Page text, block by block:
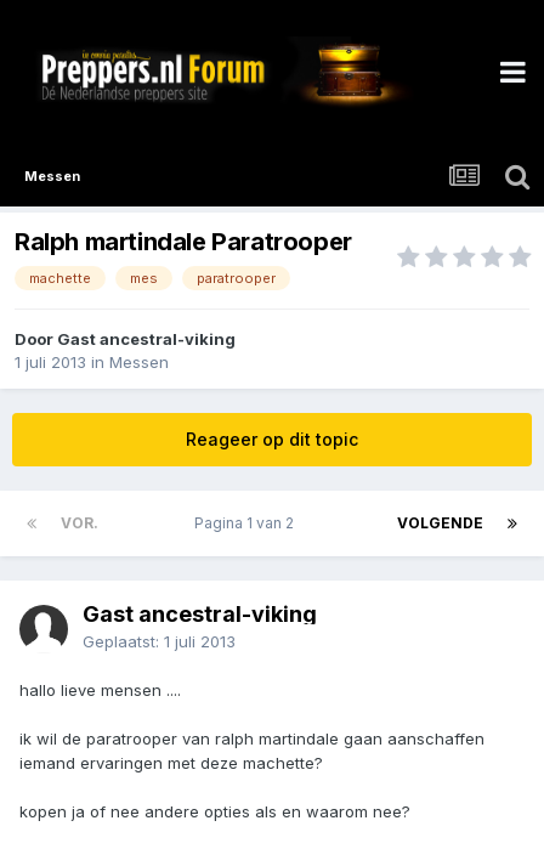
Messen
Ralph martindale Paratrooper
machette mes paratrooper
Door Gast ancestral-viking
1 juli 2013 in Messen
Reageer op dit topic
VOR. VOLGENDE
Pagina 1 van 2
Gast ancestral-viking
Geplaatst: 1 juli 2013
hallo lieve mensen ....
ik wil de paratrooper van ralph martindale gaan aanschaffen
iemand ervaringen met deze machette?
kopen ja of nee andere opties als en waarom nee?